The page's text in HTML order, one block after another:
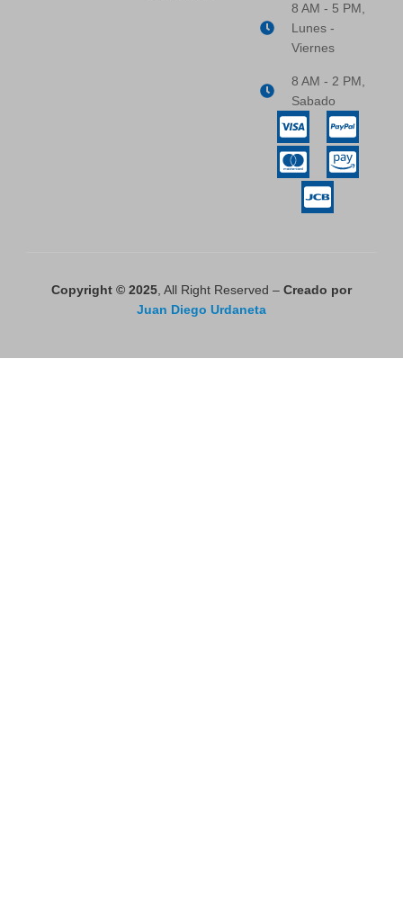
8 AM - 5 PM,
Lunes -
Viernes
8 AM - 2 PM,
Sabado
Copyright © 2025, All Right Reserved – Creado por
Juan Diego Urdaneta